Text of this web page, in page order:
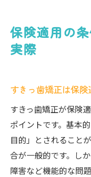
保険適用の
実際
すきっ歯矯正は保
すきっ歯矯正が保険
ポイントです。基本
目的」とされること
合が一般的です。し
障害など機能的な問